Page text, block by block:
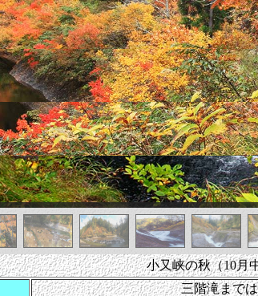
小又峡の秋（10月
三階滝まで